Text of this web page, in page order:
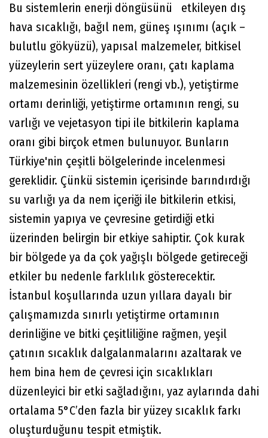
Bu sistemlerin enerji döngüsünü etkileyen dış
hava sıcaklığı, bağıl nem, güneş ışınımı (açık –
bulutlu gökyüzü), yapısal malzemeler, bitkisel
yüzeylerin sert yüzeylere oranı, çatı kaplama
malzemesinin özellikleri (rengi vb.), yetiştirme
ortamı derinliği, yetiştirme ortamının rengi, su
varlığı ve vejetasyon tipi ile bitkilerin kaplama
oranı gibi birçok etmen bulunuyor. Bunların
Türkiye'nin çeşitli bölgelerinde incelenmesi
gereklidir. Çünkü sistemin içerisinde barındırdığı
su varlığı ya da nem içeriği ile bitkilerin etkisi,
sistemin yapıya ve çevresine getirdiği etki
üzerinden belirgin bir etkiye sahiptir. Çok kurak
bir bölgede ya da çok yağışlı bölgede getireceği
etkiler bu nedenle farklılık gösterecektir.
İstanbul koşullarında uzun yıllara dayalı bir
çalışmamızda sınırlı yetiştirme ortamının
derinliğine ve bitki çeşitliliğine rağmen, yeşil
çatının sıcaklık dalgalanmalarını azaltarak ve
hem bina hem de çevresi için sıcaklıkları
düzenleyici bir etki sağladığını, yaz aylarında dahi
ortalama 5°C’den fazla bir yüzey sıcaklık farkı
oluşturduğunu tespit etmiştik.